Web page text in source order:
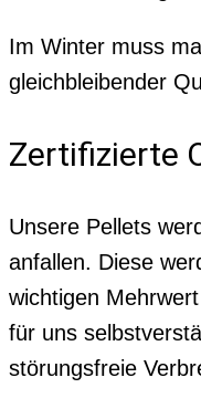
Im Winter muss
gleichbleibender
Zertifizierte
Unsere Pellets
anfallen. Diese
wichtigen
für uns
störungsfreie